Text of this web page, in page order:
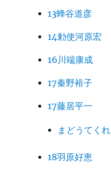
13蜂谷道彦
14勅使河原宏
16川端康成
17秦野裕子
17藤居平一
まどうてくれ
18羽原好恵